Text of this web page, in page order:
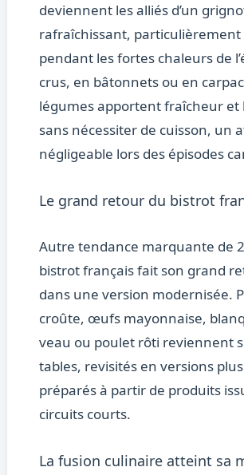
deviennent les alliés d’un
rafraîchissant, particulièrement
pendant les fortes chaleurs de
crus, en bâtonnets ou en
légumes apportent fraîcheur et
sans nécessiter de cuisson, un
négligeable lors des épisodes
Le grand retour du bistrot
Autre tendance marquante de
bistrot français fait son grand
dans une version modernisée.
croûte, œufs mayonnaise,
veau ou poulet rôti reviennent
tables, revisités en versions
préparés à partir de produits
circuits courts.
La fusion culinaire atteint sa